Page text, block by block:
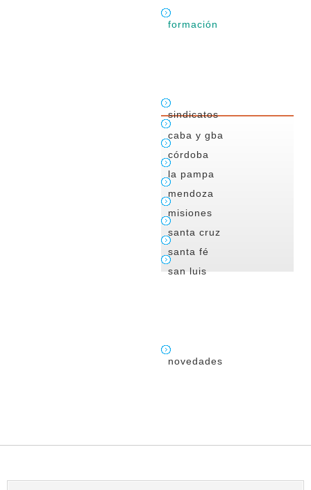
formación
sindicatos
caba y gba
córdoba
la pampa
mendoza
misiones
santa cruz
santa fé
san luis
novedades